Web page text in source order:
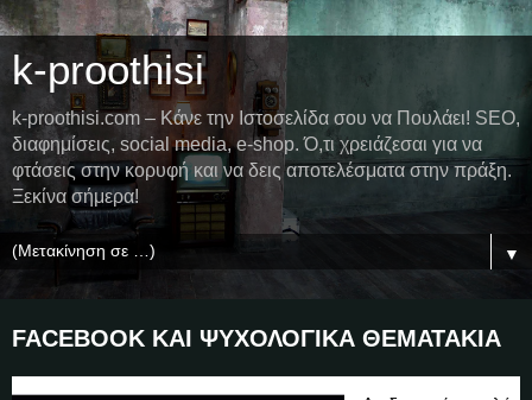
k-proothisi
k-proothisi.com – Κάνε την Ιστοσελίδα σου να Πουλάει! SEO,
διαφημίσεις, social media, e-shop. Ό,τι χρειάζεσαι για να
φτάσεις στην κορυφή και να δεις αποτελέσματα στην πράξη.
Ξεκίνα σήμερα!
▼
FACEBOOK ΚΑΙ ΨΥΧΟΛΟΓΙΚΑ ΘΕΜΑΤΑΚΙΑ